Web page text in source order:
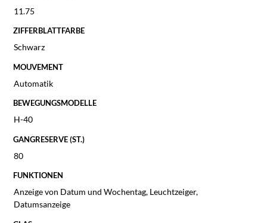
11.75
ZIFFERBLATTFARBE
Schwarz
MOUVEMENT
Automatik
BEWEGUNGSMODELLE
H-40
GANGRESERVE (ST.)
80
FUNKTIONEN
Anzeige von Datum und Wochentag, Leuchtzeiger,
Datumsanzeige